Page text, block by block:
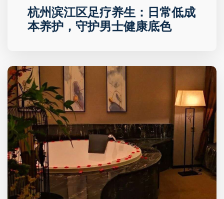
杭州滨江区足疗养生：日常低成
本养护，守护男士健康底色